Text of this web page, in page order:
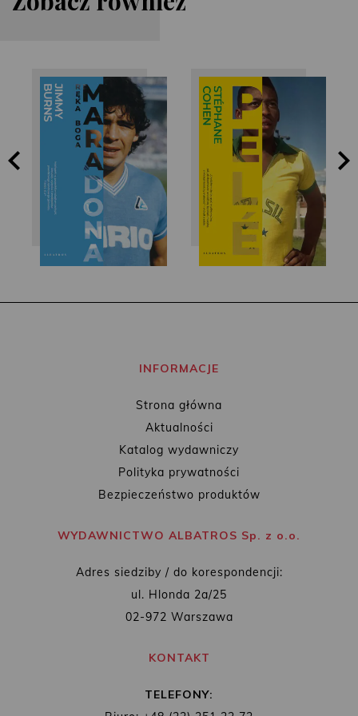
Jimmy Burns Stéphane Cohen
INFORMACJE
Strona główna
Aktualności
Katalog wydawniczy
Polityka prywatności
Bezpieczeństwo produktów
WYDAWNICTWO ALBATROS Sp. z o.o.
Adres siedziby / do korespondencji:
ul. Hlonda 2a/25
02-972 Warszawa
KONTAKT
TELEFONY: